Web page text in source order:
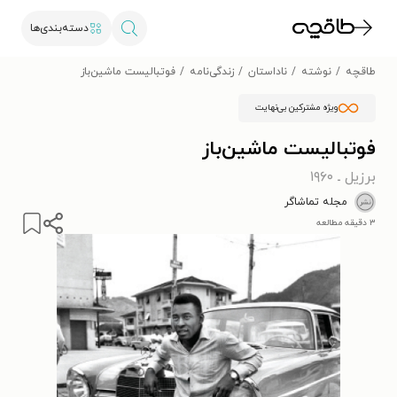
دسته‌بندی‌ها
طاقچه نوشته ناداستان زندگی‌نامه فوتبالیست ماشین‌باز
ویژه مشترکین بی‌نهایت
فوتبالیست ماشین‌باز
برزیل ـ ۱۹۶۰
مجله تماشاگر
۳ دقیقه مطالعه